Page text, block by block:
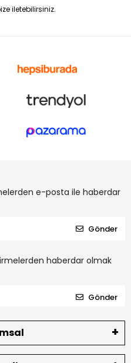
iletebilirsiniz.
e-posta ile haberdar
Gönder
haberdar olmak
Gönder